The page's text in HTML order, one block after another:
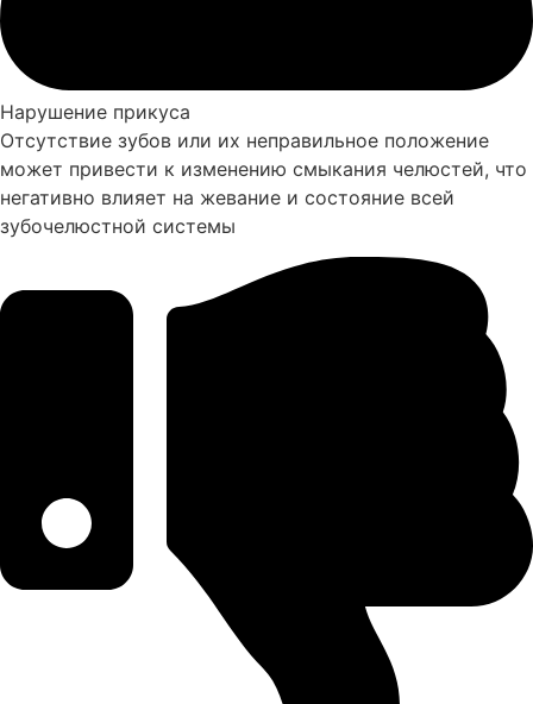
Нарушение прикуса
Отсутствие зубов или их неправильное положение
может привести к изменению смыкания челюстей, что
негативно влияет на жевание и состояние всей
зубочелюстной системы